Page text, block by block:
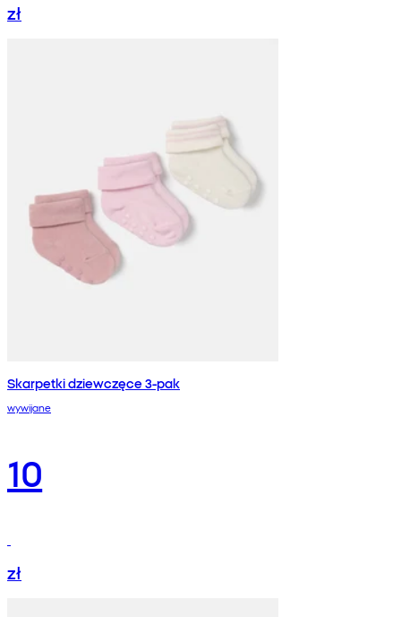
zł
Skarpetki dziewczęce 3-pak
wywijane
10
zł